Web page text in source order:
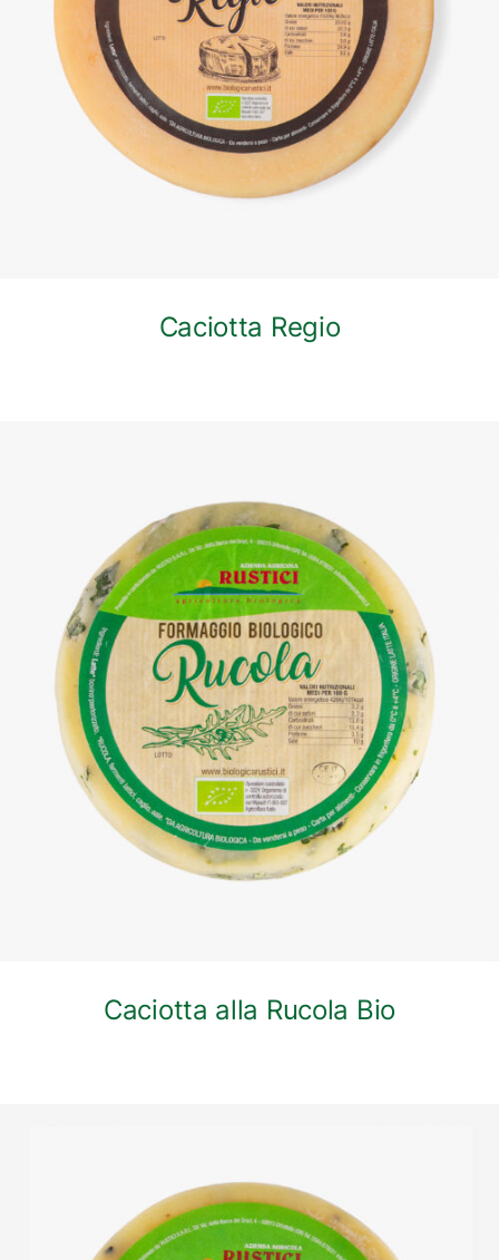
DETTAGLI
Caciotta Regio
DETTAGLI
Caciotta alla Rucola Bio